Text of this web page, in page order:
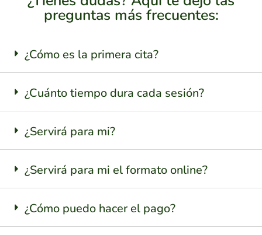
preguntas más frecuentes:
¿Cómo es la primera cita?
¿Cuánto tiempo dura cada sesión?
¿Servirá para mi?
¿Servirá para mi el formato online?
¿Cómo puedo hacer el pago?